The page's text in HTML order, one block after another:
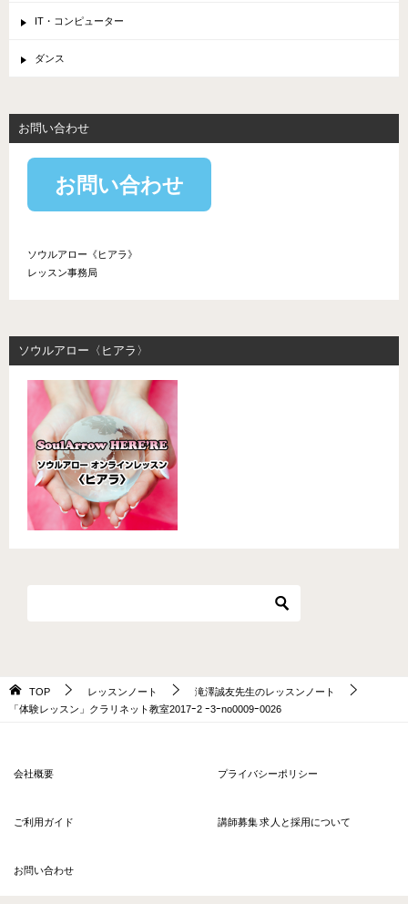
IT・コンピューター
ダンス
お問い合わせ
お問い合わせ
ソウルアロー《ヒアラ》
レッスン事務局
ソウルアロー〈ヒアラ〉
TOP レッスンノート
滝澤誠友先生のレッスンノート
「体験レッスン」クラリネット教室2017ｰ2 ｰ3ｰno0009ｰ0026
会社概要 プライバシーポリシー
ご利用ガイド 講師募集 求人と採用について
お問い合わせ